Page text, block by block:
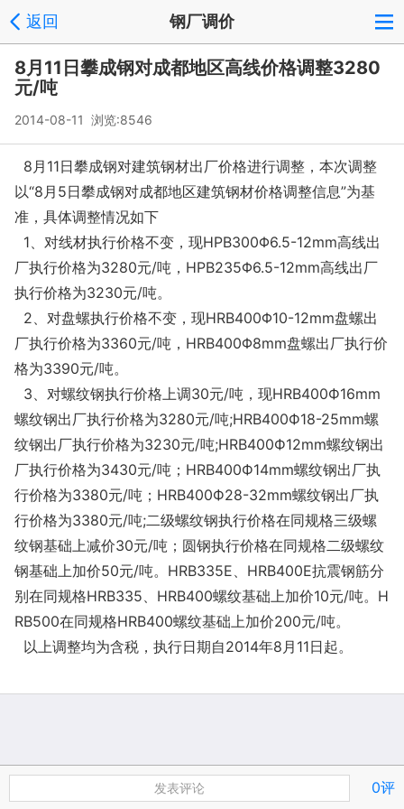
返回 钢厂调价
8月11日攀成钢对成都地区高线价格调整3280
元/吨
2014-08-11 浏览:8546
8月11日攀成钢对建筑钢材出厂价格进行调整，本次调整
以“8月5日攀成钢对成都地区建筑钢材价格调整信息”为基
准，具体调整情况如下
1、对线材执行价格不变，现HPB300Φ6.5-12mm高线出
厂执行价格为3280元/吨，HPB235Φ6.5-12mm高线出厂
执行价格为3230元/吨。
2、对盘螺执行价格不变，现HRB400Φ10-12mm盘螺出
厂执行价格为3360元/吨，HRB400Φ8mm盘螺出厂执行价
格为3390元/吨。
3、对螺纹钢执行价格上调30元/吨，现HRB400Ф16mm
螺纹钢出厂执行价格为3280元/吨;HRB400Ф18-25mm螺
纹钢出厂执行价格为3230元/吨;HRB400Ф12mm螺纹钢出
厂执行价格为3430元/吨；HRB400Ф14mm螺纹钢出厂执
行价格为3380元/吨；HRB400Ф28-32mm螺纹钢出厂执
行价格为3380元/吨;二级螺纹钢执行价格在同规格三级螺
纹钢基础上减价30元/吨；圆钢执行价格在同规格二级螺纹
钢基础上加价50元/吨。HRB335E、HRB400E抗震钢筋分
别在同规格HRB335、HRB400螺纹基础上加价10元/吨。H
RB500在同规格HRB400螺纹基础上加价200元/吨。
以上调整均为含税，执行日期自2014年8月11日起。
发表评论 0评